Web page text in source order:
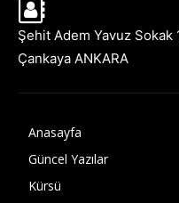
Şehit Adem Yavuz Sokak
Çankaya ANKARA
Anasayfa
Güncel Yazılar
Kürsü